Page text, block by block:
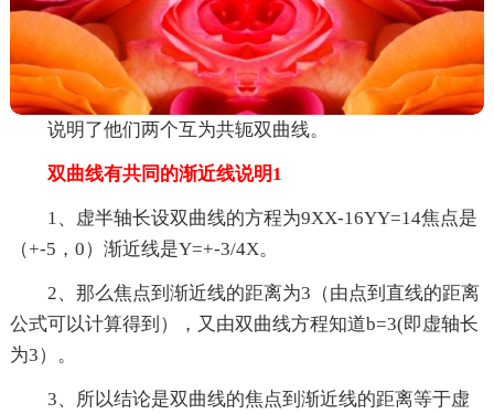
说明了他们两个互为共轭双曲线。
双曲线有共同的渐近线说明1
1、虚半轴长设双曲线的方程为9XX-16YY=14焦点是
（+-5，0）渐近线是Y=+-3/4X。
2、那么焦点到渐近线的距离为3（由点到直线的距离
公式可以计算得到），又由双曲线方程知道b=3(即虚轴长
为3）。
3、所以结论是双曲线的焦点到渐近线的距离等于虚